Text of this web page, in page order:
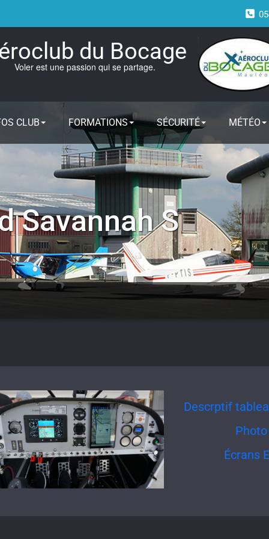
du Bocage
Voler est une passion qui se partage.
CLUB FORMATIONS SÉCURITÉ MÉTÉO
Savannah S
Descrptif
Photo
Écrans